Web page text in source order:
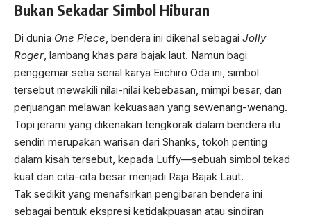
Bukan Sekadar Simbol Hiburan
Di dunia One Piece , bendera ini dikenal sebagai Jolly
Roger , lambang khas para bajak laut. Namun bagi
penggemar setia serial karya Eiichiro Oda ini, simbol
tersebut mewakili nilai-nilai kebebasan, mimpi besar, dan
perjuangan melawan kekuasaan yang sewenang-wenang.
Topi jerami yang dikenakan tengkorak dalam bendera itu
sendiri merupakan warisan dari Shanks, tokoh penting
dalam kisah tersebut, kepada Luffy—sebuah simbol tekad
kuat dan cita-cita besar menjadi Raja Bajak Laut.
Tak sedikit yang menafsirkan pengibaran bendera ini
sebagai bentuk ekspresi ketidakpuasan atau sindiran